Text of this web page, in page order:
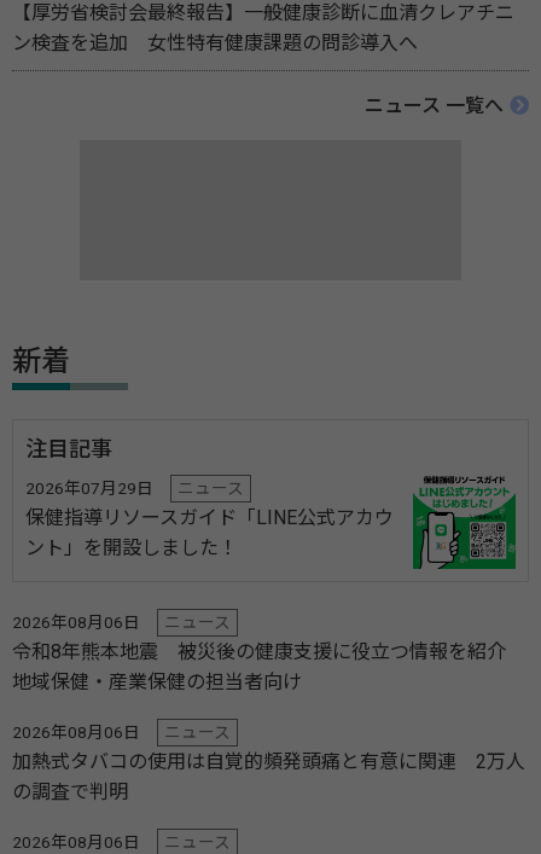
【厚労省検討会最終報告】一般健康診断に血清クレアチニ
ン検査を追加 女性特有健康課題の問診導入へ
ニュース 一覧へ
新着
注目記事
2026年07月29日 ニュース
保健指導リソースガイド「LINE公式アカウ
ント」を開設しました！
2026年08月06日 ニュース
令和8年熊本地震 被災後の健康支援に役立つ情報を紹介
地域保健・産業保健の担当者向け
2026年08月06日 ニュース
加熱式タバコの使用は自覚的頻発頭痛と有意に関連 2万人
の調査で判明
2026年08月06日 ニュース